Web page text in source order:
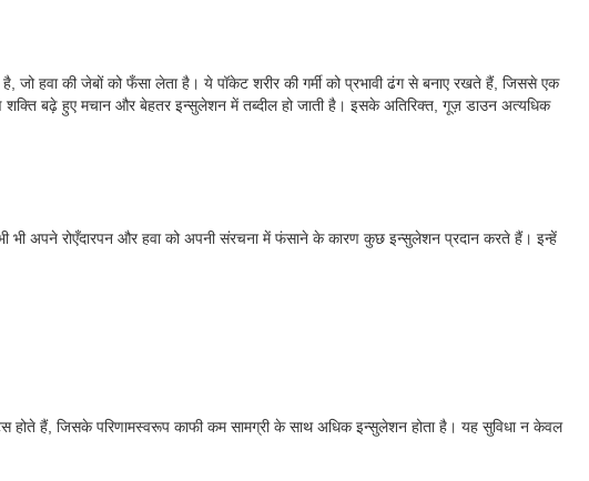
जो हवा की जेबों को फँसा लेता है। ये पॉकेट शरीर की गर्मी को प्रभावी ढंग से बनाए रखते हैं, जिससे एक
शक्ति बढ़े हुए मचान और बेहतर इन्सुलेशन में तब्दील हो जाती है। इसके अतिरिक्त, गूज़ डाउन अत्यधिक
अपने रोएँदारपन और हवा को अपनी संरचना में फंसाने के कारण कुछ इन्सुलेशन प्रदान करते हैं। इन्हें
हैं, जिसके परिणामस्वरूप काफी कम सामग्री के साथ अधिक इन्सुलेशन होता है। यह सुविधा न केवल